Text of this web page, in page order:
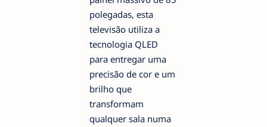
polegadas, esta
televisão utiliza a
tecnologia QLED
para entregar uma
precisão de cor e um
brilho que
transformam
qualquer sala numa